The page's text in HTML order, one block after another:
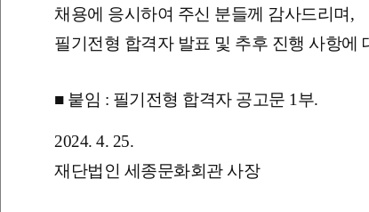
채용에 응시하여 주신 분들께 감사드리며,
필기전형 합격자 발표 및 추후 진행 사항에
■ 붙임 : 필기전형 합격자 공고문 1부.
2024. 4. 25.
재단법인 세종문화회관 사장